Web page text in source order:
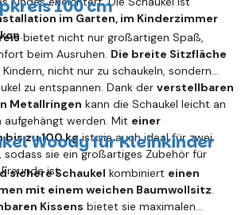
im Garten, im Kinderzimmer
.
100 cm
bietet nicht nur großartigen Spaß,
beim Ausruhen. Die breite Sitzfläche
nicht nur zu schaukeln, sondern
zu entspannen. Dank der verstellbaren
Metallringen kann die Schaukel leicht an
werden. Mit einer
bis zu 100 kgist sie auch ideal für zwei
sodass sie ein großartiges Zubehör für
ist.
Woody für Kleinkinder
sichere Schaukel kombiniert einen
mit einem weichen Baumwollsitz.
Kissens bietet sie maximalen